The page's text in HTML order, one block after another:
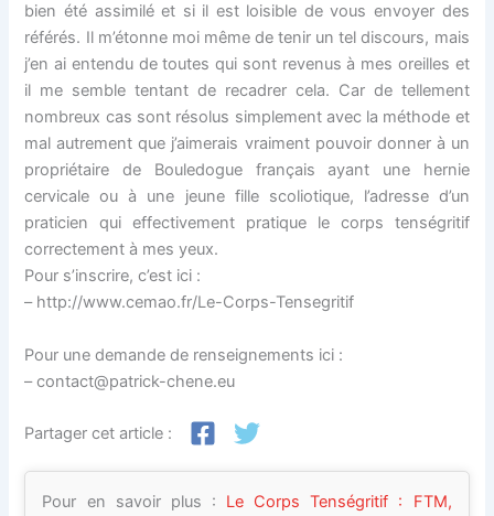
bien été assimilé et si il est loisible de vous envoyer des
référés. Il m’étonne moi même de tenir un tel discours, mais
j’en ai entendu de toutes qui sont revenus à mes oreilles et
il me semble tentant de recadrer cela. Car de tellement
nombreux cas sont résolus simplement avec la méthode et
mal autrement que j’aimerais vraiment pouvoir donner à un
propriétaire de Bouledogue français ayant une hernie
cervicale ou à une jeune fille scoliotique, l’adresse d’un
praticien qui effectivement pratique le corps tenségritif
correctement à mes yeux.
Pour s’inscrire, c’est ici :
– http://www.cemao.fr/Le-Corps-Tensegritif
Pour une demande de renseignements ici :
– contact@patrick-chene.eu
Partager cet article :
Pour en savoir plus : Le Corps Tenségritif : FTM,